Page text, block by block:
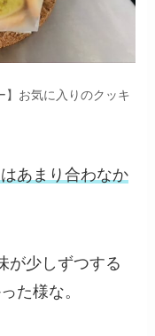
】お気に入りのクッキ
あまり合わなか
が少しずつする
た様な。